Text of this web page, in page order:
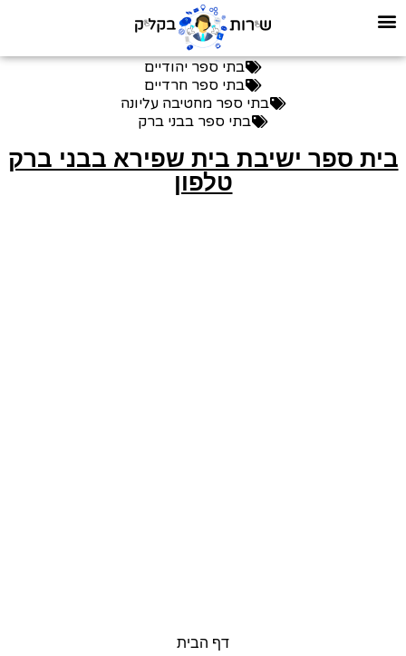
בתי ספר יהודיים
בתי ספר חרדיים
בתי ספר מחטיבה עליונה
בתי ספר בבני ברק
בית ספר ישיבת בית שפירא בבני ברק
טלפון
דף הבית